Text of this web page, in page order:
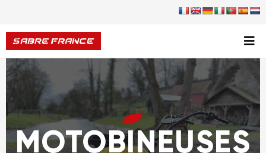
MOTOBINEUSES